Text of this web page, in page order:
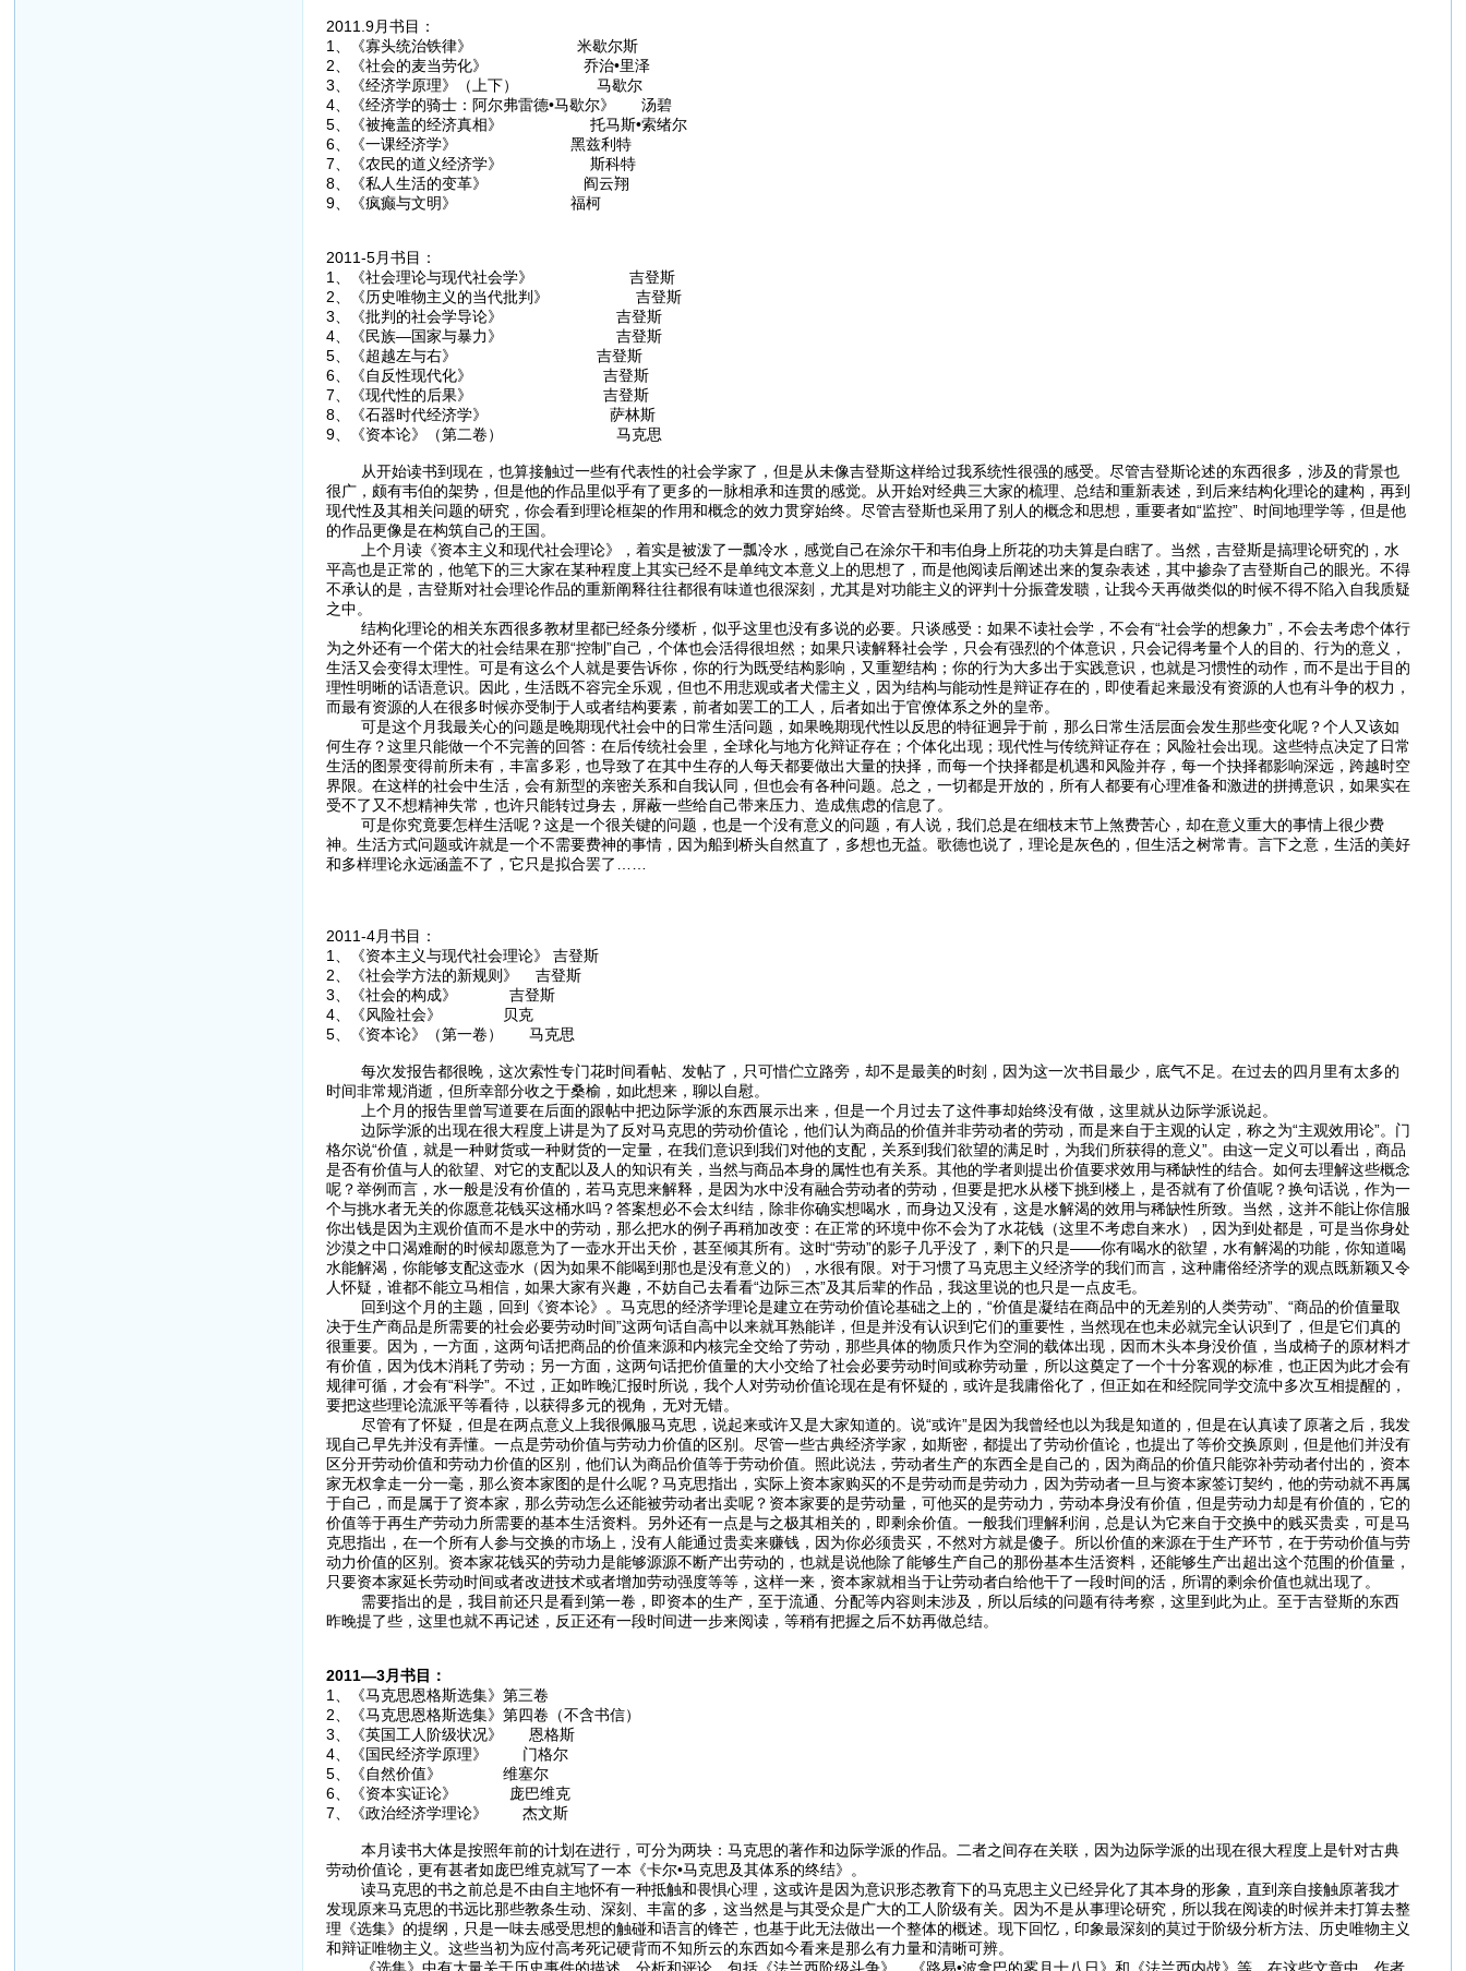
2011.9月书目：
1、《寡头统治铁律》 米歇尔斯
2、《社会的麦当劳化》 乔治•里泽
3、《经济学原理》（上下） 马歇尔
4、《经济学的骑士：阿尔弗雷德•马歇尔》 汤碧
5、《被掩盖的经济真相》 托马斯•索绪尔
6、《一课经济学》 黑兹利特
7、《农民的道义经济学》 斯科特
8、《私人生活的变革》 阎云翔
9、《疯癫与文明》 福柯
2011-5月书目：
1、《社会理论与现代社会学》 吉登斯
2、《历史唯物主义的当代批判》 吉登斯
3、《批判的社会学导论》 吉登斯
4、《民族—国家与暴力》 吉登斯
5、《超越左与右》 吉登斯
6、《自反性现代化》 吉登斯
7、《现代性的后果》 吉登斯
8、《石器时代经济学》 萨林斯
9、《资本论》（第二卷） 马克思
从开始读书到现在，也算接触过一些有代表性的社会学家了，但是从未像吉登斯这样给过我系统性很强的感受。尽管吉登斯论述的东西很多，涉及的背景也
很广，颇有韦伯的架势，但是他的作品里似乎有了更多的一脉相承和连贯的感觉。从开始对经典三大家的梳理、总结和重新表述，到后来结构化理论的建构，再到
现代性及其相关问题的研究，你会看到理论框架的作用和概念的效力贯穿始终。尽管吉登斯也采用了别人的概念和思想，重要者如“监控”、时间地理学等，但是他
的作品更像是在构筑自己的王国。
上个月读《资本主义和现代社会理论》，着实是被泼了一瓢冷水，感觉自己在涂尔干和韦伯身上所花的功夫算是白瞎了。当然，吉登斯是搞理论研究的，水
平高也是正常的，他笔下的三大家在某种程度上其实已经不是单纯文本意义上的思想了，而是他阅读后阐述出来的复杂表述，其中掺杂了吉登斯自己的眼光。不得
不承认的是，吉登斯对社会理论作品的重新阐释往往都很有味道也很深刻，尤其是对功能主义的评判十分振聋发聩，让我今天再做类似的时候不得不陷入自我质疑
之中。
结构化理论的相关东西很多教材里都已经条分缕析，似乎这里也没有多说的必要。只谈感受：如果不读社会学，不会有“社会学的想象力”，不会去考虑个体行
为之外还有一个偌大的社会结果在那“控制”自己，个体也会活得很坦然；如果只读解释社会学，只会有强烈的个体意识，只会记得考量个人的目的、行为的意义，
生活又会变得太理性。可是有这么个人就是要告诉你，你的行为既受结构影响，又重塑结构；你的行为大多出于实践意识，也就是习惯性的动作，而不是出于目的
理性明晰的话语意识。因此，生活既不容完全乐观，但也不用悲观或者犬儒主义，因为结构与能动性是辩证存在的，即使看起来最没有资源的人也有斗争的权力，
而最有资源的人在很多时候亦受制于人或者结构要素，前者如罢工的工人，后者如出于官僚体系之外的皇帝。
可是这个月我最关心的问题是晚期现代社会中的日常生活问题，如果晚期现代性以反思的特征迥异于前，那么日常生活层面会发生那些变化呢？个人又该如
何生存？这里只能做一个不完善的回答：在后传统社会里，全球化与地方化辩证存在；个体化出现；现代性与传统辩证存在；风险社会出现。这些特点决定了日常
生活的图景变得前所未有，丰富多彩，也导致了在其中生存的人每天都要做出大量的抉择，而每一个抉择都是机遇和风险并存，每一个抉择都影响深远，跨越时空
界限。在这样的社会中生活，会有新型的亲密关系和自我认同，但也会有各种问题。总之，一切都是开放的，所有人都要有心理准备和激进的拼搏意识，如果实在
受不了又不想精神失常，也许只能转过身去，屏蔽一些给自己带来压力、造成焦虑的信息了。
可是你究竟要怎样生活呢？这是一个很关键的问题，也是一个没有意义的问题，有人说，我们总是在细枝末节上煞费苦心，却在意义重大的事情上很少费
神。生活方式问题或许就是一个不需要费神的事情，因为船到桥头自然直了，多想也无益。歌德也说了，理论是灰色的，但生活之树常青。言下之意，生活的美好
和多样理论永远涵盖不了，它只是拟合罢了……
2011-4月书目：
1、《资本主义与现代社会理论》 吉登斯
2、《社会学方法的新规则》 吉登斯
3、《社会的构成》 吉登斯
4、《风险社会》 贝克
5、《资本论》（第一卷） 马克思
每次发报告都很晚，这次索性专门花时间看帖、发帖了，只可惜伫立路旁，却不是最美的时刻，因为这一次书目最少，底气不足。在过去的四月里有太多的
时间非常规消逝，但所幸部分收之于桑榆，如此想来，聊以自慰。
上个月的报告里曾写道要在后面的跟帖中把边际学派的东西展示出来，但是一个月过去了这件事却始终没有做，这里就从边际学派说起。
边际学派的出现在很大程度上讲是为了反对马克思的劳动价值论，他们认为商品的价值并非劳动者的劳动，而是来自于主观的认定，称之为“主观效用论”。门
格尔说“价值，就是一种财货或一种财货的一定量，在我们意识到我们对他的支配，关系到我们欲望的满足时，为我们所获得的意义”。由这一定义可以看出，商品
是否有价值与人的欲望、对它的支配以及人的知识有关，当然与商品本身的属性也有关系。其他的学者则提出价值要求效用与稀缺性的结合。如何去理解这些概念
呢？举例而言，水一般是没有价值的，若马克思来解释，是因为水中没有融合劳动者的劳动，但要是把水从楼下挑到楼上，是否就有了价值呢？换句话说，作为一
个与挑水者无关的你愿意花钱买这桶水吗？答案想必不会太纠结，除非你确实想喝水，而身边又没有，这是水解渴的效用与稀缺性所致。当然，这并不能让你信服
你出钱是因为主观价值而不是水中的劳动，那么把水的例子再稍加改变：在正常的环境中你不会为了水花钱（这里不考虑自来水），因为到处都是，可是当你身处
沙漠之中口渴难耐的时候却愿意为了一壶水开出天价，甚至倾其所有。这时“劳动”的影子几乎没了，剩下的只是——你有喝水的欲望，水有解渴的功能，你知道喝
水能解渴，你能够支配这壶水（因为如果不能喝到那也是没有意义的），水很有限。对于习惯了马克思主义经济学的我们而言，这种庸俗经济学的观点既新颖又令
人怀疑，谁都不能立马相信，如果大家有兴趣，不妨自己去看看“边际三杰”及其后辈的作品，我这里说的也只是一点皮毛。
回到这个月的主题，回到《资本论》。马克思的经济学理论是建立在劳动价值论基础之上的，“价值是凝结在商品中的无差别的人类劳动”、“商品的价值量取
决于生产商品是所需要的社会必要劳动时间”这两句话自高中以来就耳熟能详，但是并没有认识到它们的重要性，当然现在也未必就完全认识到了，但是它们真的
很重要。因为，一方面，这两句话把商品的价值来源和内核完全交给了劳动，那些具体的物质只作为空洞的载体出现，因而木头本身没价值，当成椅子的原材料才
有价值，因为伐木消耗了劳动；另一方面，这两句话把价值量的大小交给了社会必要劳动时间或称劳动量，所以这奠定了一个十分客观的标准，也正因为此才会有
规律可循，才会有“科学”。不过，正如昨晚汇报时所说，我个人对劳动价值论现在是有怀疑的，或许是我庸俗化了，但正如在和经院同学交流中多次互相提醒的，
要把这些理论流派平等看待，以获得多元的视角，无对无错。
尽管有了怀疑，但是在两点意义上我很佩服马克思，说起来或许又是大家知道的。说“或许”是因为我曾经也以为我是知道的，但是在认真读了原著之后，我发
现自己早先并没有弄懂。一点是劳动价值与劳动力价值的区别。尽管一些古典经济学家，如斯密，都提出了劳动价值论，也提出了等价交换原则，但是他们并没有
区分开劳动价值和劳动力价值的区别，他们认为商品价值等于劳动价值。照此说法，劳动者生产的东西全是自己的，因为商品的价值只能弥补劳动者付出的，资本
家无权拿走一分一毫，那么资本家图的是什么呢？马克思指出，实际上资本家购买的不是劳动而是劳动力，因为劳动者一旦与资本家签订契约，他的劳动就不再属
于自己，而是属于了资本家，那么劳动怎么还能被劳动者出卖呢？资本家要的是劳动量，可他买的是劳动力，劳动本身没有价值，但是劳动力却是有价值的，它的
价值等于再生产劳动力所需要的基本生活资料。另外还有一点是与之极其相关的，即剩余价值。一般我们理解利润，总是认为它来自于交换中的贱买贵卖，可是马
克思指出，在一个所有人参与交换的市场上，没有人能通过贵卖来赚钱，因为你必须贵买，不然对方就是傻子。所以价值的来源在于生产环节，在于劳动价值与劳
动力价值的区别。资本家花钱买的劳动力是能够源源不断产出劳动的，也就是说他除了能够生产自己的那份基本生活资料，还能够生产出超出这个范围的价值量，
只要资本家延长劳动时间或者改进技术或者增加劳动强度等等，这样一来，资本家就相当于让劳动者白给他干了一段时间的活，所谓的剩余价值也就出现了。
需要指出的是，我目前还只是看到第一卷，即资本的生产，至于流通、分配等内容则未涉及，所以后续的问题有待考察，这里到此为止。至于吉登斯的东西
昨晚提了些，这里也就不再记述，反正还有一段时间进一步来阅读，等稍有把握之后不妨再做总结。
2011—3月书目：
1、《马克思恩格斯选集》第三卷
2、《马克思恩格斯选集》第四卷（不含书信）
3、《英国工人阶级状况》 恩格斯
4、《国民经济学原理》 门格尔
5、《自然价值》 维塞尔
6、《资本实证论》 庞巴维克
7、《政治经济学理论》 杰文斯
本月读书大体是按照年前的计划在进行，可分为两块：马克思的著作和边际学派的作品。二者之间存在关联，因为边际学派的出现在很大程度上是针对古典
劳动价值论，更有甚者如庞巴维克就写了一本《卡尔•马克思及其体系的终结》。
读马克思的书之前总是不由自主地怀有一种抵触和畏惧心理，这或许是因为意识形态教育下的马克思主义已经异化了其本身的形象，直到亲自接触原著我才
发现原来马克思的书远比那些教条生动、深刻、丰富的多，这当然是与其受众是广大的工人阶级有关。因为不是从事理论研究，所以我在阅读的时候并未打算去整
理《选集》的提纲，只是一味去感受思想的触碰和语言的锋芒，也基于此无法做出一个整体的概述。现下回忆，印象最深刻的莫过于阶级分析方法、历史唯物主义
和辩证唯物主义。这些当初为应付高考死记硬背而不知所云的东西如今看来是那么有力量和清晰可辨。